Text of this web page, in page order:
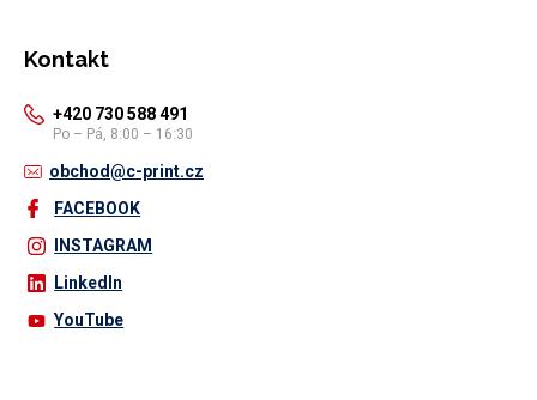
Kontakt
+420 730 588 491
Po – Pá, 8:00 – 16:30
obchod@c-print.cz
FACEBOOK
INSTAGRAM
LinkedIn
YouTube